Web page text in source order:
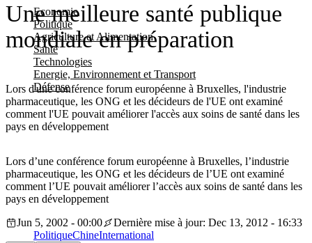
Economie
Politique
Agriculture et Alimentation
Santé
Technologies
Energie, Environnement et Transport
Défense
Une meilleure santé publique
mondiale en préparation
Lors d'une conférence forum européenne à Bruxelles, l'industrie
pharmaceutique, les ONG et les décideurs de l'UE ont examiné
comment l'UE pouvait améliorer l'accès aux soins de santé dans les
pays en développement
Lors d’une conférence forum européenne à Bruxelles, l’industrie
pharmaceutique, les ONG et les décideurs de l’UE ont examiné
comment l’UE pouvait améliorer l’accès aux soins de santé dans les
pays en développement
Jun 5, 2002 - 00:00
Dernière mise à jour: Dec 13, 2012 - 16:33
PolitiqueChineInternational